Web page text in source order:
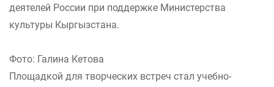
деятелей России при поддержке Министерства
культуры Кыргызстана.
Фото: Галина Кетова
Площадкой для творческих встреч стал учебно-